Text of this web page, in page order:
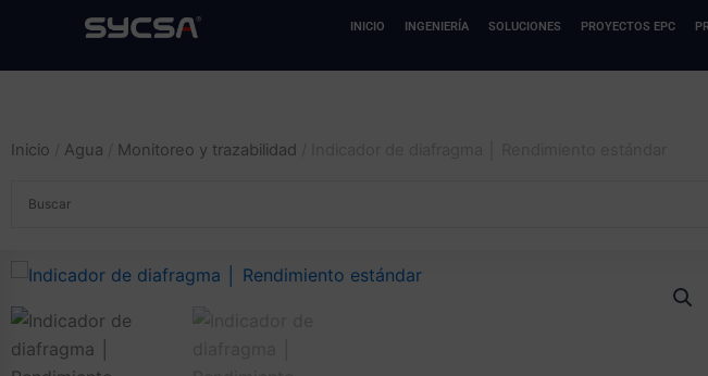
contenido
INICIO INGENIERÍA SOLUCIONES PROYECTOS EPC
Inicio Agua Monitoreo y trazabilidad